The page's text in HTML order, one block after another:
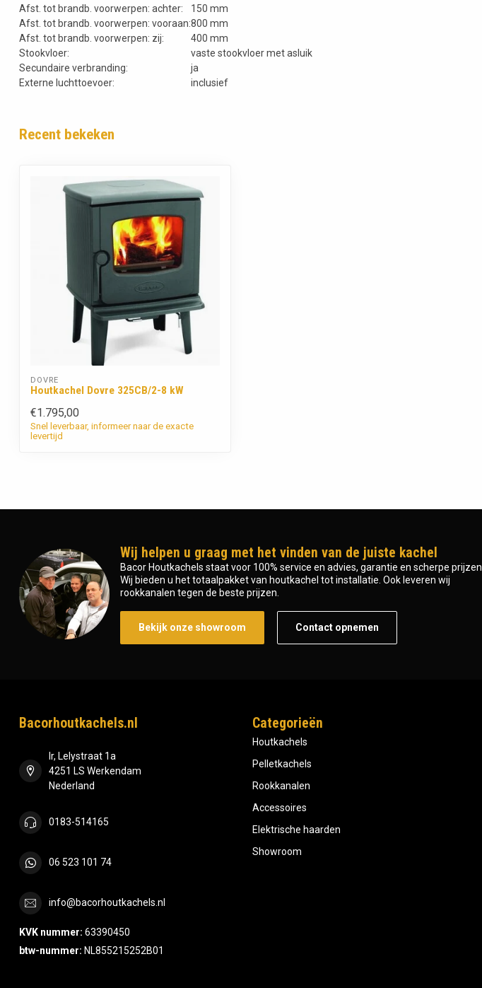
Afst. tot brandb. voorwerpen: achter:
150 mm
Afst. tot brandb. voorwerpen: vooraan:800 mm
Afst. tot brandb. voorwerpen: zij:
400 mm
Stookvloer:
vaste stookvloer met asluik
Secundaire verbranding:
ja
Externe luchttoevoer:
inclusief
Recent bekeken
DOVRE
Houtkachel Dovre 325CB/2-8 kW
€1.795,00
Snel leverbaar, informeer naar de exacte
levertijd
Wij helpen u graag met het vinden van de juiste kachel
Bacor Houtkachels staat voor 100% service en advies, garantie en scherpe prijzen.
Wij bieden u het totaalpakket van houtkachel tot installatie. Ook leveren wij
rookkanalen tegen de beste prijzen.
Bekijk onze showroom Contact opnemen
Bacorhoutkachels.nl
Ir, Lelystraat 1a
4251 LS Werkendam
Nederland
0183-514165
06 523 101 74
info@bacorhoutkachels.nl
KVK nummer: 63390450
btw-nummer: NL855215252B01
Categorieën
Houtkachels
Pelletkachels
Rookkanalen
Accessoires
Elektrische haarden
Showroom